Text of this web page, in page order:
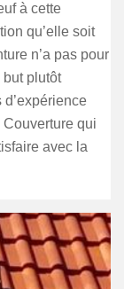
à cette
qu’elle soit
n’a pas pour
plutôt
qui
avec la